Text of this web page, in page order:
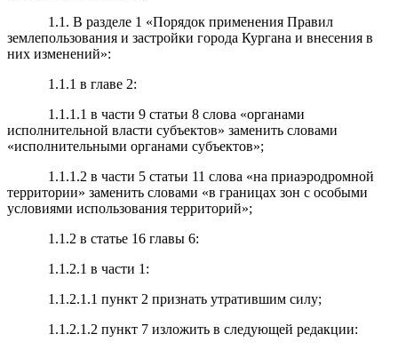
1.1. В разделе 1 «Порядок применения Правил
землепользования и застройки города Кургана и внесения в
них изменений»:
1.1.1 в главе 2:
1.1.1.1 в части 9 статьи 8 слова «органами
исполнительной власти субъектов» заменить словами
«исполнительными органами субъектов»;
1.1.1.2 в части 5 статьи 11 слова «на приаэродромной
территории» заменить словами «в границах зон с особыми
условиями использования территорий»;
1.1.2 в статье 16 главы 6:
1.1.2.1 в части 1:
1.1.2.1.1 пункт 2 признать утратившим силу;
1.1.2.1.2 пункт 7 изложить в следующей редакции: